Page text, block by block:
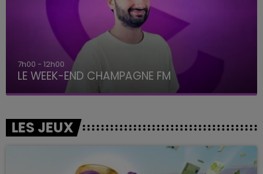
7h00 - 12h00
LE WEEK-END CHAMPAGNE FM
LES JEUX